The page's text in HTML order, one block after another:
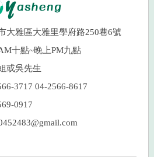
大雅區大雅里學府路250巷6號
十點~晚上PM九點
或吳先生
3717 04-2566-8617
0917